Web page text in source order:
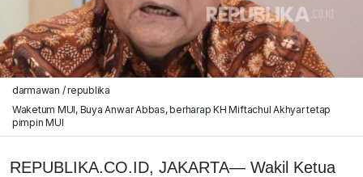
darmawan / republika
Waketum MUI, Buya Anwar Abbas, berharap KH Miftachul Akhyar tetap
pimpin MUI
REPUBLIKA.CO.ID, JAKARTA— Wakil Ketua